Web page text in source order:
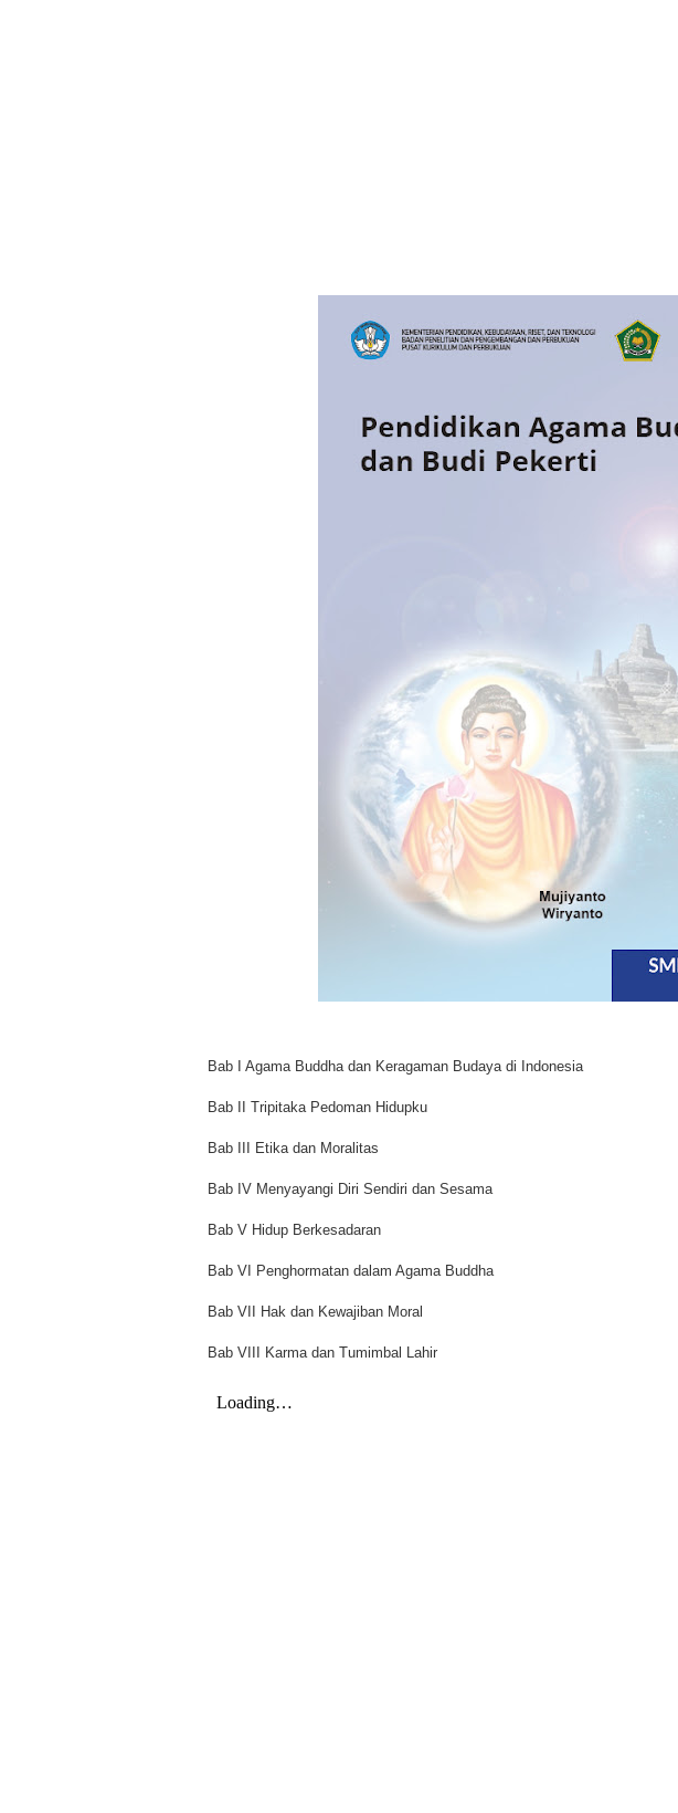
Bab I Agama Buddha dan Keragaman Budaya di Indonesia
Bab II Tripitaka Pedoman Hidupku
Bab III Etika dan Moralitas
Bab IV Menyayangi Diri Sendiri dan Sesama
Bab V Hidup Berkesadaran
Bab VI Penghormatan dalam Agama Buddha
Bab VII Hak dan Kewajiban Moral
Bab VIII Karma dan Tumimbal Lahir